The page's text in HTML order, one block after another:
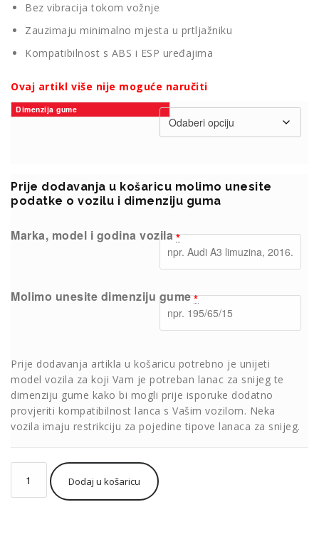
Bez vibracija tokom vožnje
Zauzimaju minimalno mjesta u prtljažniku
Kompatibilnost s ABS i ESP uređajima
Ovaj artikl više nije moguće naručiti
Dimenzija gume
Prije dodavanja u košaricu molimo unesite
podatke o vozilu i dimenziju guma
Marka, model i godina vozila *
Molimo unesite dimenziju gume *
Prije dodavanja artikla u košaricu potrebno je unijeti
model vozila za koji Vam je potreban lanac za snijeg te
dimenziju gume kako bi mogli prije isporuke dodatno
provjeriti kompatibilnost lanca s Vašim vozilom. Neka
vozila imaju restrikciju za pojedine tipove lanaca za snijeg.
snijeg
Dodaj u košaricu